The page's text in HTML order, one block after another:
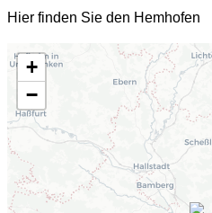
Hier finden Sie den Hemhofen
+
−